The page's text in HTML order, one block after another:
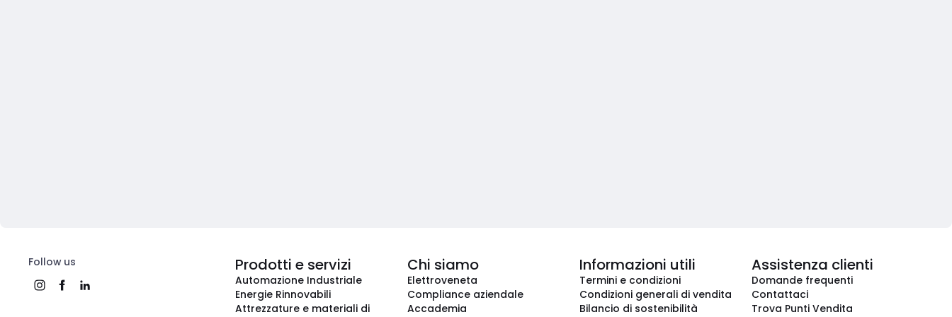
Follow us Prodotti e servizi
Automazione Industriale
Energie Rinnovabili
Attrezzature e materiali di
Chi siamo
Elettroveneta
Compliance aziendale
Accademia
Informazioni utili
Termini e condizioni
Condizioni generali di vendita
Bilancio di sostenibilità
Assistenza clienti
Domande frequenti
Contattaci
Trova Punti Vendita